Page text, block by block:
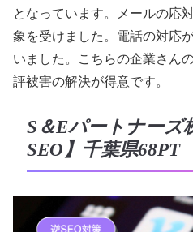
となっています。メールの応
象を受けました。電話の対応
いました。こちらの企業さん
評被害の解決が得意です。
S＆Eパートナーズ
SEO】千葉県68PT